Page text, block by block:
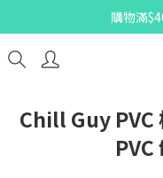
購物滿
Chill Guy PVC